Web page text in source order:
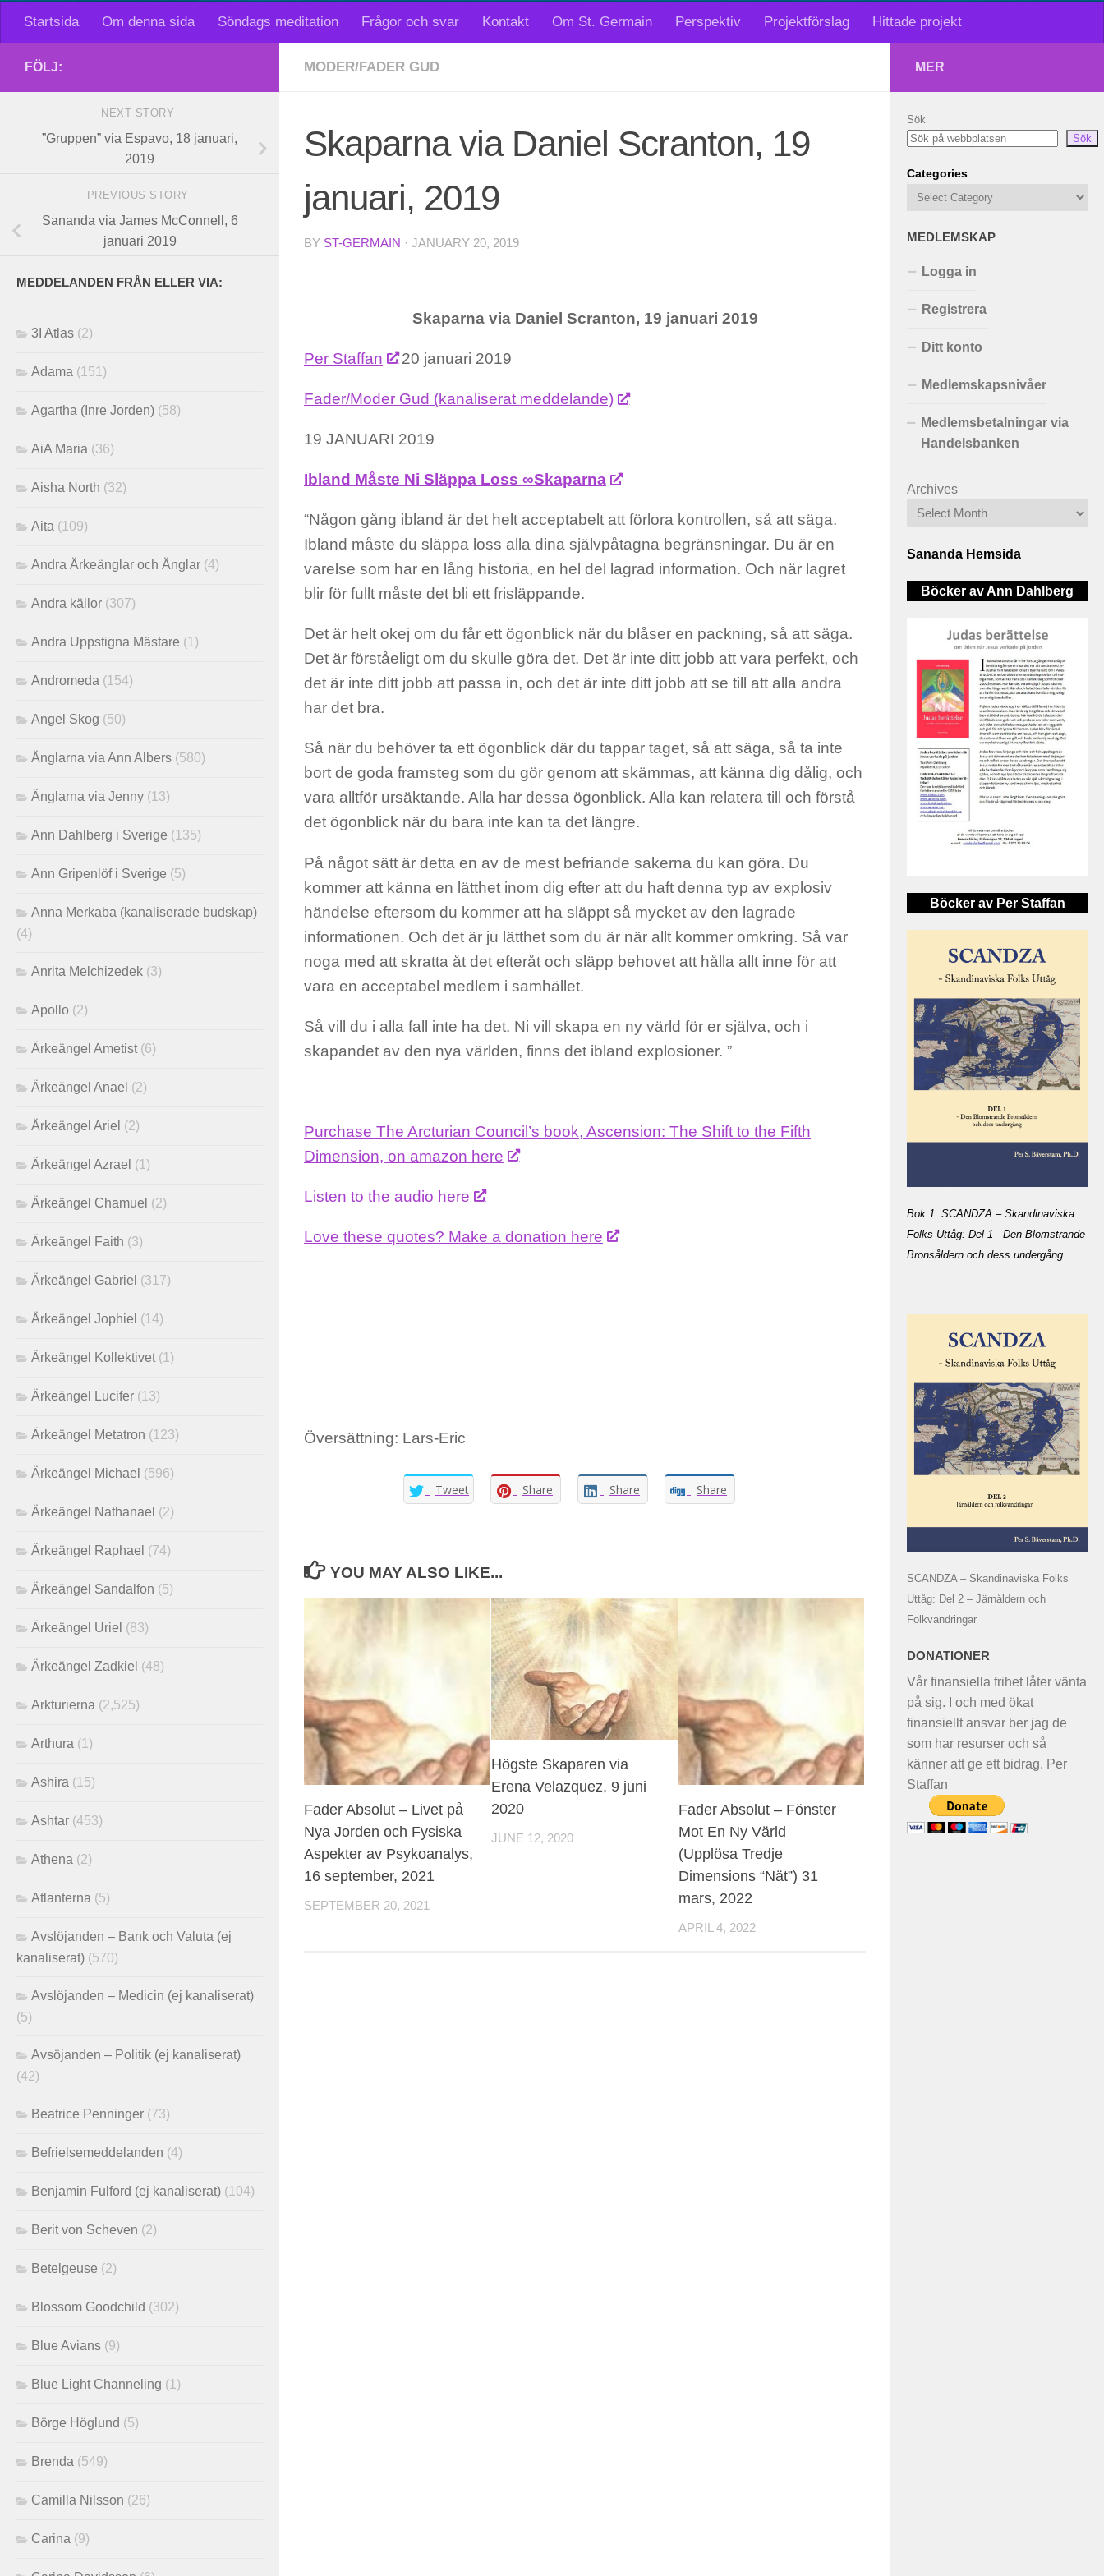
Startsida Om denna sida Söndags meditation Frågor och svar Kontakt Om St. Germain Perspektiv Projektförslag Hittade projekt
MODER/FADER GUD
Skaparna via Daniel Scranton, 19
januari, 2019
BY ST-GERMAIN · JANUARY 20, 2019
Skaparna via Daniel Scranton, 19 januari 2019
Per Staffan 20 januari 2019
Fader/Moder Gud (kanaliserat meddelande)
19 JANUARI 2019
Ibland Måste Ni Släppa Loss ∞Skaparna
“Någon gång ibland är det helt acceptabelt att förlora kontrollen, så att säga.
Ibland måste du släppa loss alla dina självpåtagna begränsningar. Du är en
varelse som har en lång historia, en hel del lagrad information. Och när lagret
blir för fullt måste det bli ett frisläppande.
Det är helt okej om du får ett ögonblick när du blåser en packning, så att säga.
Det är förståeligt om du skulle göra det. Det är inte ditt jobb att vara perfekt, och
det är inte ditt jobb att passa in, och det är inte ditt jobb att se till att alla andra
har det bra.
Så när du behöver ta ett ögonblick där du tappar taget, så att säga, så ta inte
bort de goda framsteg som du gör genom att skämmas, att känna dig dålig, och
vara alltför ursäktande. Alla har dessa ögonblick. Alla kan relatera till och förstå
det ögonblick när du bara inte kan ta det längre.
På något sätt är detta en av de mest befriande sakerna du kan göra. Du
kommer att känna en lätthet inom dig efter att du haft denna typ av explosiv
händelse eftersom du kommer att ha släppt så mycket av den lagrade
informationen. Och det är ju lätthet som du är när allt kommer omkring. Så var
noga med att skratta åt det efteråt och släpp behovet att hålla allt inne för att
vara en acceptabel medlem i samhället.
Så vill du i alla fall inte ha det. Ni vill skapa en ny värld för er själva, och i
skapandet av den nya världen, finns det ibland explosioner. ”
Purchase The Arcturian Council’s book, Ascension: The Shift to the Fifth
Dimension, on amazon here
Listen to the audio here
Love these quotes? Make a donation here
Översättning: Lars-Eric
Tweet Share Share Share
YOU MAY ALSO LIKE...
Fader Absolut – Livet på
Nya Jorden och Fysiska
Aspekter av Psykoanalys,
16 september, 2021
SEPTEMBER 20, 2021
Högste Skaparen via
Erena Velazquez, 9 juni
2020
JUNE 12, 2020
Fader Absolut – Fönster
Mot En Ny Värld
(Upplösa Tredje
Dimensions “Nät”) 31
mars, 2022
APRIL 4, 2022
FÖLJ:
NEXT STORY
”Gruppen” via Espavo, 18 januari,
2019
PREVIOUS STORY
Sananda via James McConnell, 6
januari 2019
MEDDELANDEN FRÅN ELLER VIA:
3I Atlas (2)
Adama (151)
Agartha (Inre Jorden) (58)
AiA Maria (36)
Aisha North (32)
Aita (109)
Andra Ärkeänglar och Änglar (4)
Andra källor (307)
Andra Uppstigna Mästare (1)
Andromeda (154)
Angel Skog (50)
Änglarna via Ann Albers (580)
Änglarna via Jenny (13)
Ann Dahlberg i Sverige (135)
Ann Gripenlöf i Sverige (5)
Anna Merkaba (kanaliserade budskap)
(4)
Anrita Melchizedek (3)
Apollo (2)
Ärkeängel Ametist (6)
Ärkeängel Anael (2)
Ärkeängel Ariel (2)
Ärkeängel Azrael (1)
Ärkeängel Chamuel (2)
Ärkeängel Faith (3)
Ärkeängel Gabriel (317)
Ärkeängel Jophiel (14)
Ärkeängel Kollektivet (1)
Ärkeängel Lucifer (13)
Ärkeängel Metatron (123)
Ärkeängel Michael (596)
Ärkeängel Nathanael (2)
Ärkeängel Raphael (74)
Ärkeängel Sandalfon (5)
Ärkeängel Uriel (83)
Ärkeängel Zadkiel (48)
Arkturierna (2,525)
Arthura (1)
Ashira (15)
Ashtar (453)
Athena (2)
Atlanterna (5)
Avslöjanden – Bank och Valuta (ej
kanaliserat) (570)
Avslöjanden – Medicin (ej kanaliserat)
(5)
Avsöjanden – Politik (ej kanaliserat)
(42)
Beatrice Penninger (73)
Befrielsemeddelanden (4)
Benjamin Fulford (ej kanaliserat) (104)
Berit von Scheven (2)
Betelgeuse (2)
Blossom Goodchild (302)
Blue Avians (9)
Blue Light Channeling (1)
Börge Höglund (5)
Brenda (549)
Camilla Nilsson (26)
Carina (9)
MER
Sök
Sök
Categories
MEDLEMSKAP
Logga in
Registrera
Ditt konto
Medlemskapsnivåer
Medlemsbetalningar via
Handelsbanken
Archives
Sananda Hemsida
Böcker av Ann Dahlberg
Böcker av Per Staffan
Bok 1: SCANDZA – Skandinaviska
Folks Uttåg: Del 1 - Den Blomstrande
Bronsåldern och dess undergång.
SCANDZA – Skandinaviska Folks
Uttåg: Del 2 – Järnåldern och
Folkvandringar
DONATIONER
Vår finansiella frihet låter vänta
på sig. I och med ökat
finansiellt ansvar ber jag de
som har resurser och så
känner att ge ett bidrag. Per
Staffan